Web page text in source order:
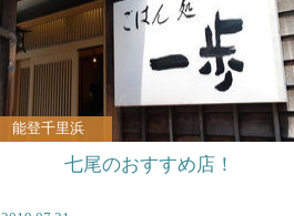
能登千里浜
七尾のおすすめ店！